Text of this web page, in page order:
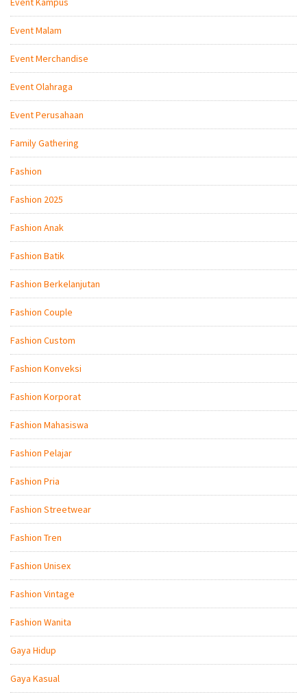
Event Malam
Event Merchandise
Event Olahraga
Event Perusahaan
Family Gathering
Fashion
Fashion 2025
Fashion Anak
Fashion Batik
Fashion Berkelanjutan
Fashion Couple
Fashion Custom
Fashion Konveksi
Fashion Korporat
Fashion Mahasiswa
Fashion Pelajar
Fashion Pria
Fashion Streetwear
Fashion Tren
Fashion Unisex
Fashion Vintage
Fashion Wanita
Gaya Hidup
Gaya Kasual